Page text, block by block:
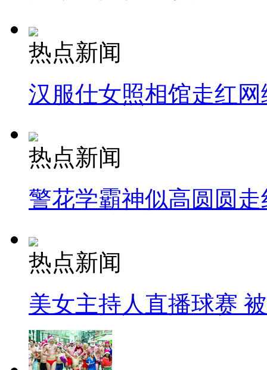
热点新闻
汉服仕女照相馆走红网
热点新闻
警花学霸神似高圆圆走
热点新闻
美女主持人直播球赛